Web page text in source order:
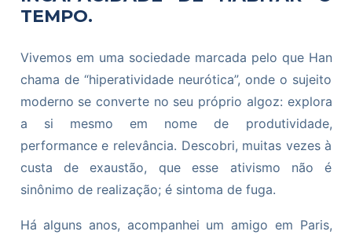
TEMPO.
Vivemos em uma sociedade marcada pelo que Han
chama de “hiperatividade neurótica”, onde o sujeito
moderno se converte no seu próprio algoz: explora
a si mesmo em nome de produtividade,
performance e relevância. Descobri, muitas vezes à
custa de exaustão, que esse ativismo não é
sinônimo de realização; é sintoma de fuga.
Há alguns anos, acompanhei um amigo em Paris,